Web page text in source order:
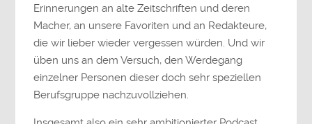
Erinnerungen an alte Zeitschriften und deren
Macher, an unsere Favoriten und an Redakteure,
die wir lieber wieder vergessen würden. Und wir
üben uns an dem Versuch, den Werdegang
einzelner Personen dieser doch sehr speziellen
Berufsgruppe nachzuvollziehen.